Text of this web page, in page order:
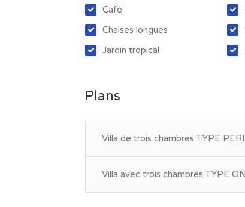
Café
Chaises longues
Jardin tropical
Plans
Villa de trois chambres TYPE
Villa avec trois chambres TYPE